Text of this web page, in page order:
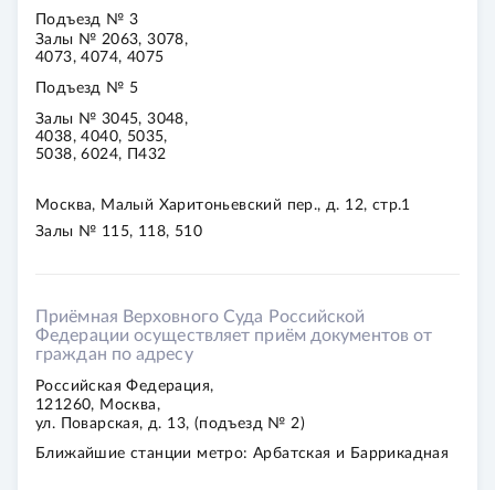
Подъезд № 3
Залы № 2063, 3078,
4073, 4074, 4075
Подъезд № 5
Залы № 3045, 3048,
4038, 4040, 5035,
5038, 6024, П432
Москва, Малый Харитоньевский пер., д. 12, стр.1
Залы № 115, 118, 510
Приёмная Верховного Суда Российской
Федерации осуществляет приём документов от
граждан по адресу
Российская Федерация,
121260, Москва,
ул. Поварская, д. 13, (подъезд № 2)
Ближайшие станции метро: Арбатская и Баррикадная